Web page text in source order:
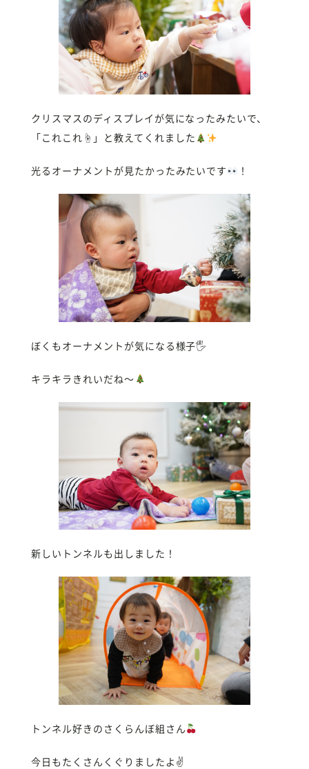
クリスマスのディスプレイが気になったみたいで、
「これこれ☝ 」と教えてくれました
光るオーナメントが見たかったみたいです ！
ぼくもオーナメントが気になる様子🖐️
キラキラきれいだね〜
新しいトンネルも出しました！
トンネル好きのさくらんぼ組さん
今日もたくさんくぐりましたよ✌️